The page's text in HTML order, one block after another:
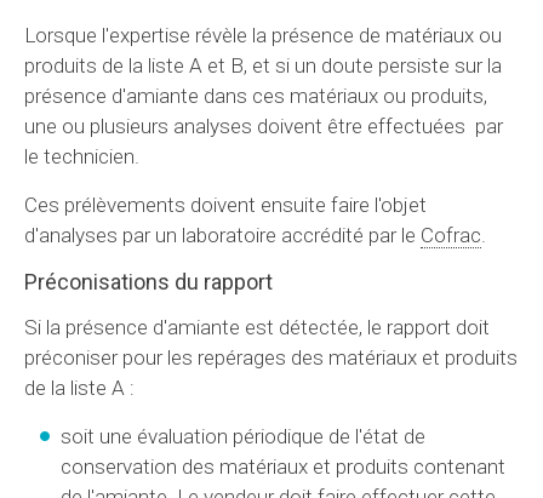
Lorsque l'expertise révèle la présence de matériaux ou
produits de la liste A et B, et si un doute persiste sur la
présence d'amiante dans ces matériaux ou produits,
une ou plusieurs analyses doivent être effectuées par
le technicien.
Ces prélèvements doivent ensuite faire l'objet
d'analyses par un laboratoire accrédité par le Cofrac
Préconisations du rapport
Si la présence d'amiante est détectée, le rapport doit
préconiser pour les repérages des matériaux et produits
de la liste A :
soit une évaluation périodique de l'état de
conservation des matériaux et produits contenant